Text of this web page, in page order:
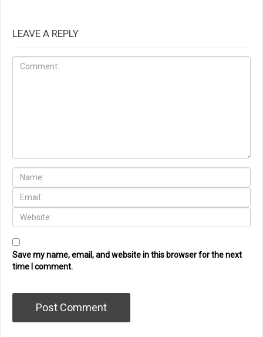
LEAVE A REPLY
Save my name, email, and website in this browser for the next
time I comment.